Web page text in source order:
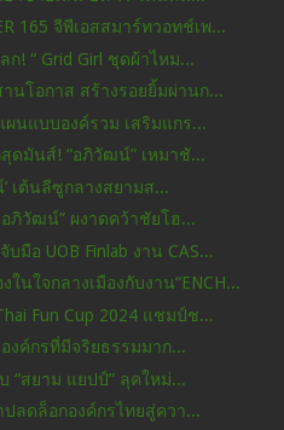
165 จีพีเอสสมาร์ทวอทช์เพ...
! “ Grid Girl ชุดผ้าไหม...
นโอกาส สร้างรอยยิ้มผ่านก...
ผนแบบองค์รวม เสริมแกร...
ดมันส์! “อภิวัฒน์” เหมาชั...
’ เต้นลีซูกลางสยามส...
ภิวัฒน์” ผงาดคว้าชัยโฮ...
มือ UOB Finlab งาน CAS...
นใจกลางเมืองกับงาน“ENCH...
Fun Cup 2024 แชมป์ช...
งค์กรที่มีจริยธรรมมาก...
“สยาม แยปป์” ลุคใหม่...
ลดล็อกองค์กรไทยสู่ควา...